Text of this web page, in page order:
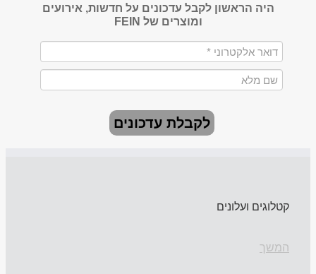
היה הראשון לקבל עדכונים על חדשות, אירועים
ומוצרים של FEIN
לקבלת עדכונים
קטלוגים ועלונים
המשך